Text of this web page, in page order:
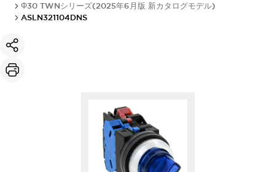
Φ30 TWNシリーズ(2025年6月版 新カタログモデル)
ASLN321104DNS